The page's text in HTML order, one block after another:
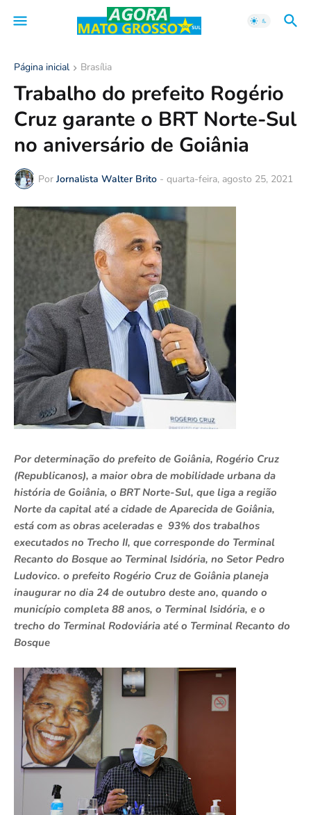
Página inicial Brasília
Trabalho do prefeito Rogério
Cruz garante o BRT Norte-Sul
no aniversário de Goiânia
Por Jornalista Walter Brito - quarta-feira, agosto 25, 2021
Por determinação do prefeito de Goiânia, Rogério Cruz
(Republicanos), a maior obra de mobilidade urbana da
história de Goiânia, o BRT Norte-Sul, que liga a região
Norte da capital até a cidade de Aparecida de Goiânia,
está com as obras aceleradas e 93% dos trabalhos
executados no Trecho II, que corresponde do Terminal
Recanto do Bosque ao Terminal Isidória, no Setor Pedro
Ludovico. o prefeito Rogério Cruz de Goiânia planeja
inaugurar no dia 24 de outubro deste ano, quando o
município completa 88 anos, o Terminal Isidória, e o
trecho do Terminal Rodoviária até o Terminal Recanto do
Bosque